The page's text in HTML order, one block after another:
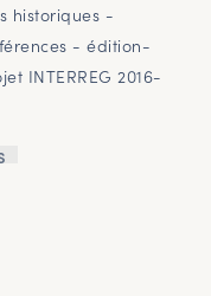
historiques -
- édition-
INTERREG 2016-